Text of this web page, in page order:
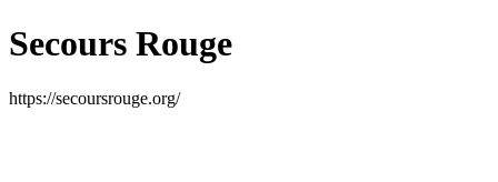
Secours Rouge
https://secoursrouge.org/